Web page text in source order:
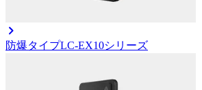
防爆タイプLC-EX10シリーズ